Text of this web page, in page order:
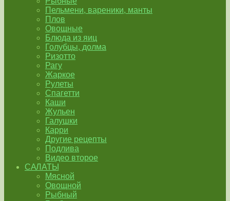
Пельмени, вареники, манты
Плов
Овощные
Блюда из яиц
Голубцы, долма
Ризотто
Рагу
Жаркое
Рулеты
Спагетти
Каши
Жульен
Галушки
Карри
Другие рецепты
Подлива
Видео второе
САЛАТЫ
Мясной
Овощной
Рыбный